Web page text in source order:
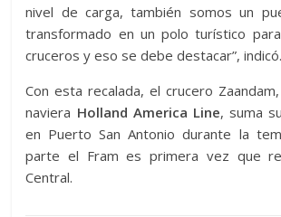
nivel de carga, también somos un
transformado en un polo turístico
cruceros y eso se debe destacar”, indicó.
Con esta recalada, el crucero
naviera Holland America Line, suma
en Puerto San Antonio durante la
parte el Fram es primera vez que
Central.